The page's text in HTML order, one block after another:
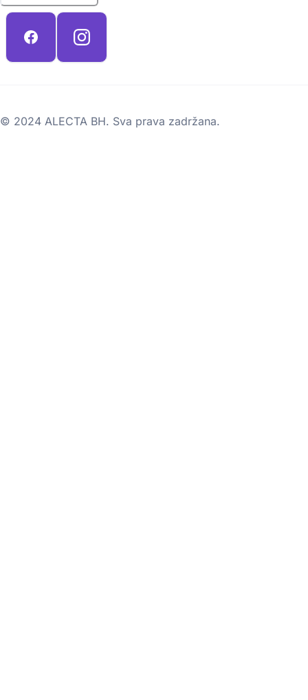
© 2024 ALECTA BH. Sva prava zadržana.